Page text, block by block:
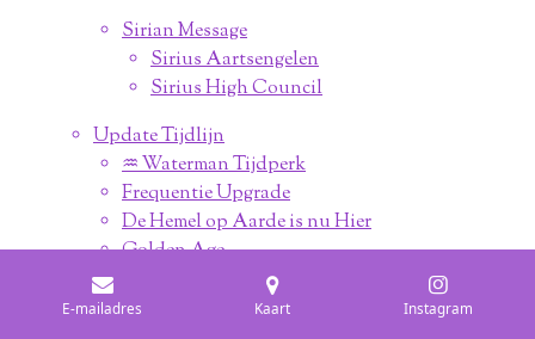
Sirian Message
Sirius Aartsengelen
Sirius High Council
Update Tijdlijn
♒︎ Waterman Tijdperk
Frequentie Upgrade
De Hemel op Aarde is nu Hier
Golden Age
Levende Bibliotheek
From Dark to Light
E-mailadres Kaart Instagram